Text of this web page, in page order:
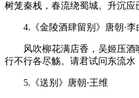
树笼秦栈，春流绕蜀城。升沉应
4.《金陵酒肆留别》唐朝·李
风吹柳花满店香，吴姬压酒
行不行各尽觞。请君试问东流水
5.《送别》唐朝·王维